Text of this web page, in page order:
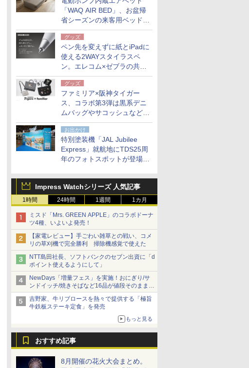
「WAQ AIR BED」、お盆帰
省シーズンの来客用ベッドに
も。使用後は収納バッグでコ
ンパクトに保管
グッズ
ペン先を変えずに紙とiPadに
使える2WAYスタイラスペ
ン。エレコム×ゼブラの共同
開発
グッズ
ファミリア×阪神タイガー
ス、コラボ第3弾は黒系デニ
ムバッグやサコッシュなど6
点。8月21日オンラインスト
アで発売
お出かけ
特別塗装機「JAL Jubilee
Express」就航地にTDS25周
年のフォトスポットが登場。
Impress Watchシリーズ 人気記事
1時間 24時間 1週間 1カ月
ミスド「Mrs. GREEN APPLE」のコラボドーナ
ツ4種、いよいよ発売！
【家電レビュー】手ごわい雑草との戦い、コメ
リの草刈機で完全勝利 掃除機感覚で使えた
NTT島田社長、ソフトバンクのセブン出資に「d
ポイント使えるようにして」
NewDays「増量フェス」を実施！おにぎり/サ
ンドイッチ/焼きそばなど16品が値段そのままで
ボリュームアップ
吉野家、牛リブロースを熱々で提供する「極旨
牛鉄板ステーキ定食」を発売
もっと見る
おすすめ記事
8月開催の花火大会まとめ。